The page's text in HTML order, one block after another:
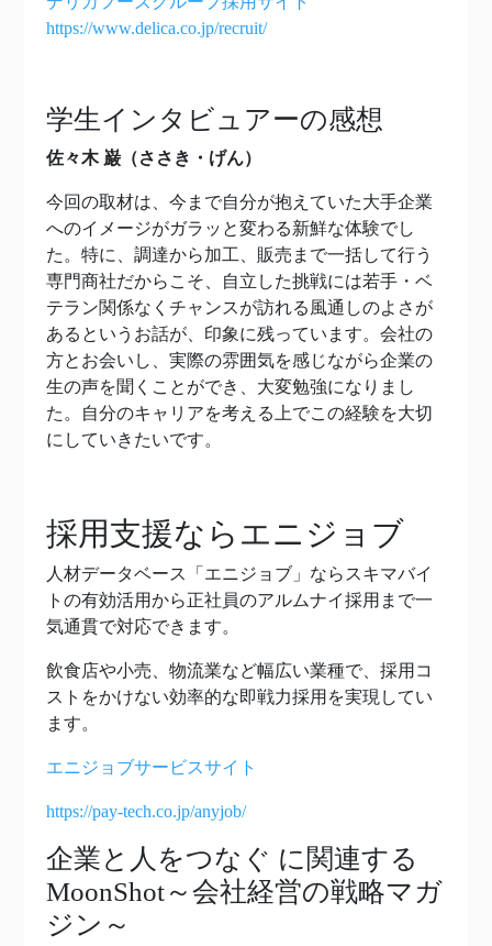
https://www.delica.co.jp/recruit/
学生インタビュアーの感想
佐々木 巌（ささき・げん）
今回の取材は、今まで自分が抱えていた大手企業
へのイメージがガラッと変わる新鮮な体験でし
た。特に、調達から加工、販売まで一括して行う
専門商社だからこそ、自立した挑戦には若手・ベ
テラン関係なくチャンスが訪れる風通しのよさが
あるというお話が、印象に残っています。会社の
方とお会いし、実際の雰囲気を感じながら企業の
生の声を聞くことができ、大変勉強になりまし
た。自分のキャリアを考える上でこの経験を大切
にしていきたいです。
採用支援ならエニジョブ
人材データベース「エニジョブ」ならスキマバイ
トの有効活用から正社員のアルムナイ採用まで一
気通貫で対応できます。
飲食店や小売、物流業など幅広い業種で、採用コ
ストをかけない効率的な即戦力採用を実現してい
ます。
エニジョブサービスサイト
https://pay-tech.co.jp/anyjob/
企業と人をつなぐ に関連する
MoonShot～会社経営の戦略マガ
ジン～